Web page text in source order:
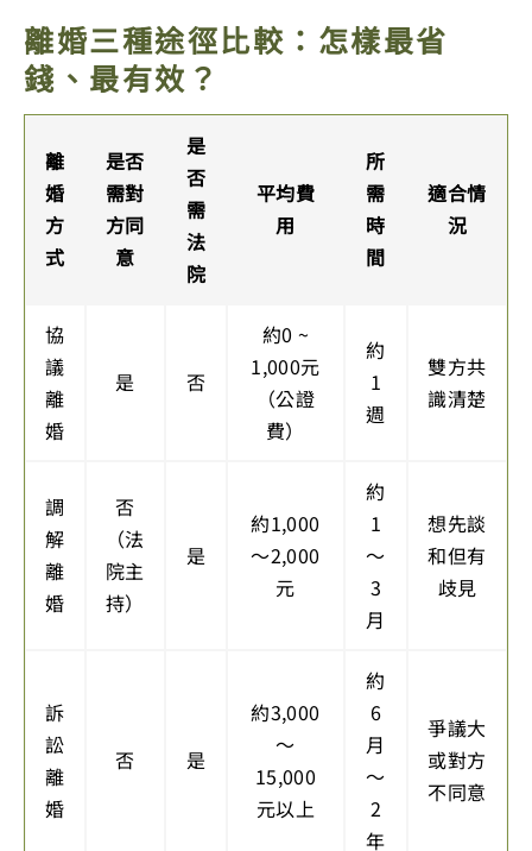
離婚三種途徑比較：怎樣最省
錢、最有效？
離
婚
方
式
是否
需對
方同
意
是
否
需
法
院
平均費
用
所
需
時
間
適合情
況
協
議
離
婚
是 否
約0 ~
1,000元
（公證
費）
約
1
週
雙方共
識清楚
調
解
離
婚
否
（法
院主
持）
是
約1,000
～2,000
元
約
1
～
3
月
想先談
和但有
歧見
訴
訟
離
婚
否 是
約3,000
～
15,000
元以上
約
6
月
～
2
年
爭議大
或對方
不同意